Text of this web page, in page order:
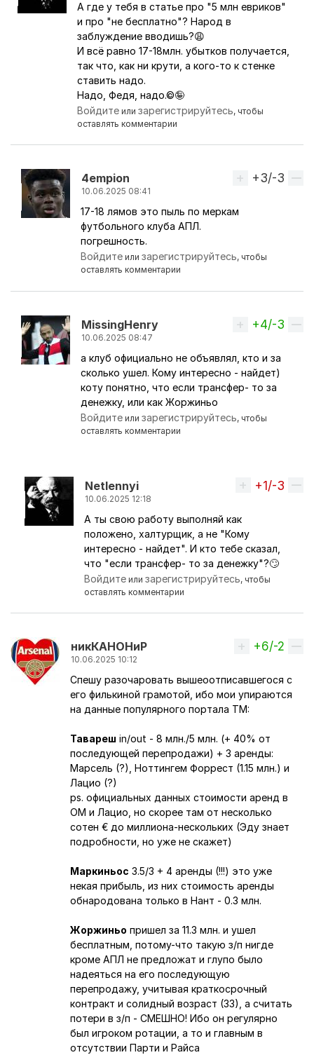
Ответ на комментарий пользователя
А где у тебя в статье про "5 млн евриков"
и про "не бесплатно"? Народ в
заблуждение вводишь?😩
И всё равно 17-18млн. убытков получается,
так что, как ни крути, а кого-то к стенке
ставить надо.
Надо, Федя, надо.©🤪
Войдите илизарегистрируйтесь, чтобы
оставлять комментарии
4empion
10.06.2025 08:41
Ответ на комментарий пользователя
Вверх
+3/-3
17-18 лямов это пыль по меркам
футбольного клуба АПЛ.
погрешность.
Войдите илизарегистрируйтесь, чтобы
оставлять комментарии
MissingHenry
10.06.2025 08:47
Ответ на комментарий пользователяNetlennyi
Вверх
+4/-3
а клуб официально не объявлял, кто и за
сколько ушел. Кому интересно - найдет)
коту понятно, что если трансфер- то за
денежку, или как Жоржиньо
Войдите илизарегистрируйтесь, чтобы
оставлять комментарии
Netlennyi
10.06.2025 12:18
Ответ на комментарий пользователя
Вверх
+1/-3
А ты свою работу выполняй как
положено, халтурщик, а не "Кому
интересно - найдет". И кто тебе сказал,
что "если трансфер- то за денежку"?🙄
Войдите илизарегистрируйтесь, чтобы
оставлять комментарии
никКАНОНиР
10.06.2025 10:12
Вверх
+6/-2
Спешу разочаровать вышеоотписавшегося с
его филькиной грамотой, ибо мои упираются
на данные популярного портала ТМ:
Тавареш in/out - 8 млн./5 млн. (+ 40% от
последующей перепродажи) + 3 аренды:
Марсель (?), Ноттингем Форрест (1.15 млн.) и
Лацио (?)
ps. официальных данных стоимости аренд в
ОМ и Лацио, но скорее там от несколько
сотен € до миллиона-нескольких (Эду знает
подробности, но уже не скажет)
Маркиньос 3.5/3 + 4 аренды (!!!) это уже
некая прибыль, из них стоимость аренды
обнародована только в Нант - 0.3 млн.
Жоржиньо пришел за 11.3 млн. и ушел
бесплатным, потому-что такую з/п нигде
кроме АПЛ не предложат и глупо было
надеяться на его последующую
перепродажу, учитывая краткосрочный
контракт и солидный возраст (33), а считать
потери в з/п - СМЕШНО! Ибо он регулярно
был игроком ротации, а то и главным в
отсутствии Парти и Райса